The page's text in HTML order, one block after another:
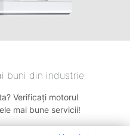
buni din industrie
Verificați motorul
mai bune servicii!